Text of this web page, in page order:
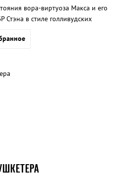
вора-виртуоза Макса и его
Стэна в стиле голливудских